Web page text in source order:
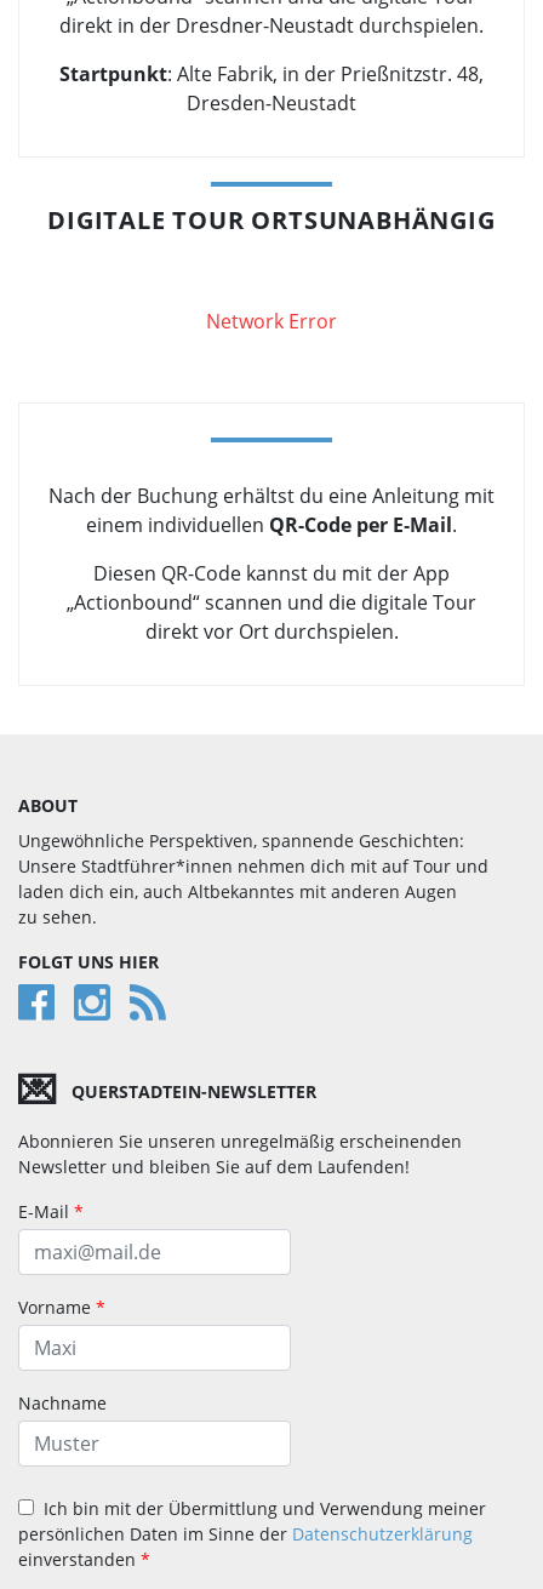
direkt in der Dresdner-Neustadt durchspielen.
Startpunkt: Alte Fabrik, in der Prießnitzstr. 48,
Dresden-Neustadt
DIGITALE TOUR ORTSUNABHÄNGIG
Network Error
Nach der Buchung erhältst du eine Anleitung mit
einem individuellen QR-Code per E‑Mail.
Diesen QR-Code kannst du mit der App
„Actionbound“ scannen und die digitale Tour
direkt vor Ort durchspielen.
ABOUT
Ungewöhnliche Perspektiven, spannende Geschichten:
Unsere Stadtführer*innen nehmen dich mit auf Tour und
laden dich ein, auch Alt­bekan­ntes mit anderen Augen
zu sehen.
FOLGT UNS HIER
💌 QUERSTADTEIN-NEWSLETTER
Abonnieren Sie unseren unregelmäßig erscheinenden
Newsletter und bleiben Sie auf dem Laufenden!
E-Mail *
Vorname *
Nachname
Ich bin mit der Übermittlung und Verwendung meiner
persönlichen Daten im Sinne der Datenschutzerklärung
einverstanden *